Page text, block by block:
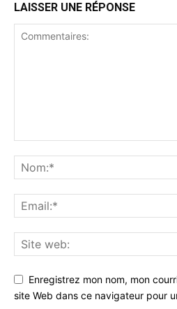
LAISSER UNE RÉPONSE
Enregistrez mon nom, mon
site Web dans ce navigateur pour